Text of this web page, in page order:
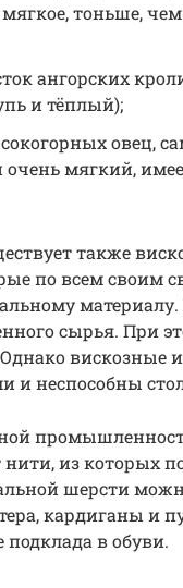
тоньше,
ангорских
и тёплый);
овец,
очень мягкий,
также
по всем своим
материалу.
сырья. При
вискозные
и неспособны
из которых
шерсти
кардиганы и
в обуви.